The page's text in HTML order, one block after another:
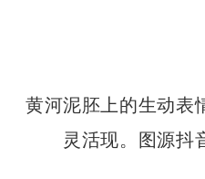
黄河泥胚上的生动表
灵活现。图源抖